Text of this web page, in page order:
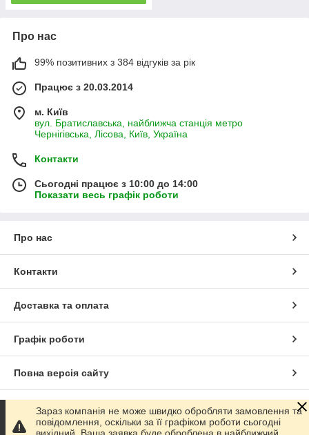
Про нас
99% позитивних з 384 відгуків за рік
Працює з 20.03.2014
м. Київ
вул. Братиславська, найближча станція метро
Чернігівська, Лісова, Київ, Україна
Контакти
Сьогодні працює з 10:00 до 14:00
Показати весь графік роботи
Про нас
Контакти
Доставка та оплата
Графік роботи
Повна версія сайту
Сайт створено на маркетплейсіProm.ua
Зараз компанія не може швидко обробляти замовлення та
повідомлення, оскільки за її графіком роботи сьогодні